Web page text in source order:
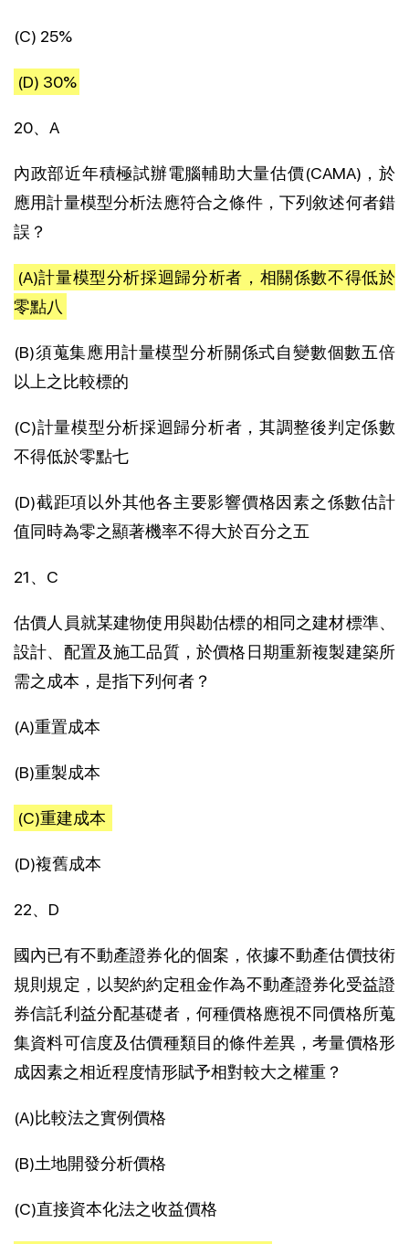
(C) 25%
(D) 30%
20、A
內政部近年積極試辦電腦輔助大量估價(CAMA)，於
應用計量模型分析法應符合之條件，下列敘述何者錯
誤？
(A)計量模型分析採迴歸分析者，相關係數不得低於
零點八
(B)須蒐集應用計量模型分析關係式自變數個數五倍
以上之比較標的
(C)計量模型分析採迴歸分析者，其調整後判定係數
不得低於零點七
(D)截距項以外其他各主要影響價格因素之係數估計
值同時為零之顯著機率不得大於百分之五
21、C
估價人員就某建物使用與勘估標的相同之建材標準、
設計、配置及施工品質，於價格日期重新複製建築所
需之成本，是指下列何者？
(A)重置成本
(B)重製成本
(C)重建成本
(D)複舊成本
22、D
國內已有不動產證券化的個案，依據不動產估價技術
規則規定，以契約約定租金作為不動產證券化受益證
券信託利益分配基礎者，何種價格應視不同價格所蒐
集資料可信度及估價種類目的條件差異，考量價格形
成因素之相近程度情形賦予相對較大之權重？
(A)比較法之實例價格
(B)土地開發分析價格
(C)直接資本化法之收益價格